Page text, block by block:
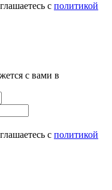
с политикой
с вами в
с политикой